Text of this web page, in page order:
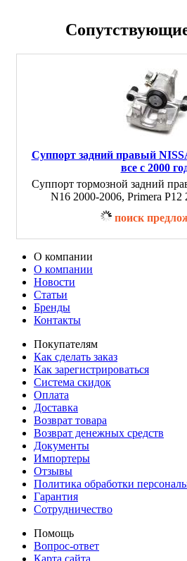
Суппорт задний правый
все с 2000
Суппорт тормозной задний
N16 2000-2006, Primera P12
поиск
О компании
О компании
Новости
Статьи
Бренды
Контакты
Покупателям
Как сделать заказ
Как зарегистрироваться
Система скидок
Оплата
Доставка
Возврат товара
Возврат денежных средств
Документы
Импортеры
Отзывы
Политика обработки
Гарантия
Сотрудничество
Помощь
Вопрос-ответ
Карта сайта